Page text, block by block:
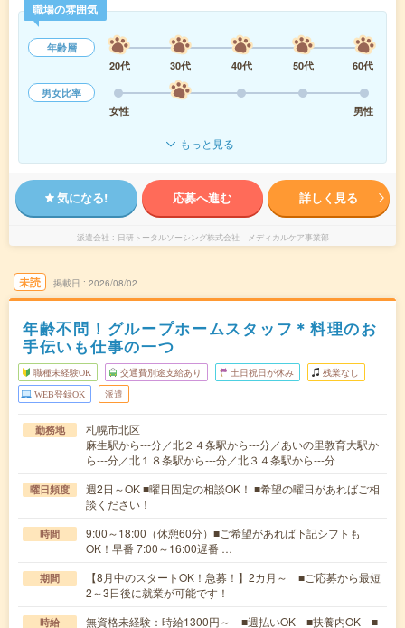
職場の雰囲気
年齢層
20代
30代 40代 50代
60代
男女比率
女性
男性
もっと見る
気になる! 応募へ進む 詳しく見る
派遣会社 日研トータルソーシング株式会社 メディカルケア事業部
未読 掲載日 2026/08/02
年齢不問！グループホームスタッフ＊料理のお
手伝いも仕事の一つ
職種未経験OK 交通費別途支給あり 土日祝日が休み 残業なし
WEB登録OK 派遣
勤務地
札幌市北区
麻生駅から---分／北２４条駅から---分／あいの里教育大駅か
ら---分／北１８条駅から---分／北３４条駅から---分
曜日頻度
週2日～OK ■曜日固定の相談OK！ ■希望の曜日があればご相
談ください！
時間
9:00～18:00（休憩60分）■ご希望があれば下記シフトも
OK！早番 7:00～16:00遅番 …
期間
【8月中のスタートOK！急募！】2カ月～ ■ご応募から最短
2～3日後に就業が可能です！
時給 無資格未経験：時給1300円～ ■週払いOK ■扶養内OK ■